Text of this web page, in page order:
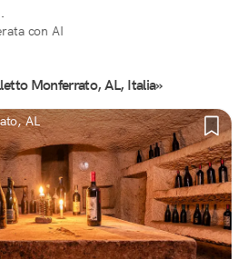
con AI
Monferrato, AL, Italia»
AL